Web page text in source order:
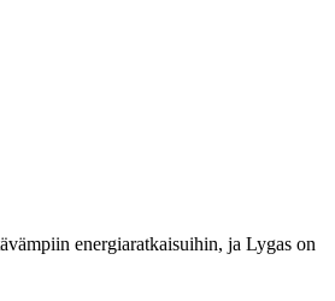
energiaratkaisuihin, ja Lygas on